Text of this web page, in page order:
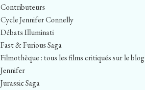
Contributeurs
Cycle Jennifer Connelly
Débats Illuminati
Fast & Furious Saga
Filmothèque : tous les films critiqués sur le blog
Jennifer
Jurassic Saga